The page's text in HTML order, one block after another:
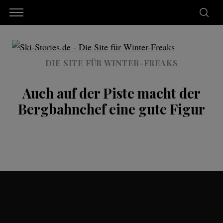
DIE SITE FÜR WINTER-FREAKS
Auch auf der Piste macht der
Bergbahnchef eine gute Figur